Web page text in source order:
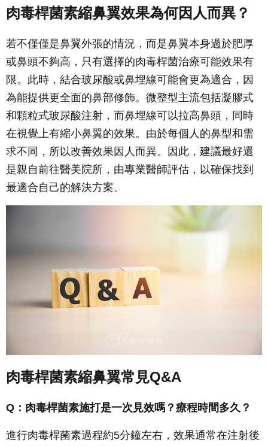
肉毒桿菌素縮鼻翼效果為何因人而異？
若不僅僅是鼻翼外張的情況，而是鼻翼本身過於肥厚
或鼻頭不夠高，只有選擇的肉毒桿菌治療可能效果有
限。此時，結合玻尿酸或鼻埋線可能會更為適合，因
為能提供更全面的鼻部修飾。微整型主流包括凝膠式
和顆粒式玻尿酸注射，而鼻埋線可以拉高鼻頭，同時
在視覺上有縮小鼻翼的效果。由於每個人的鼻型和需
求不同，所以改善效果因人而異。因此，建議最好還
是親自前往醫美院所，由專業醫師評估，以確保找到
最適合自己的解決方案。
肉毒桿菌素縮鼻翼常見Q&A
Q ：肉毒桿菌素施打是一次見效嗎？療程時間多久？
進行肉毒桿菌素過程約5分鐘左右，效果通常在注射後